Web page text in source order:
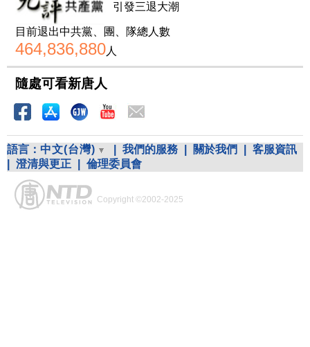
引發三退大潮
目前退出中共黨、團、隊總人數
464,836,880人
隨處可看新唐人
語言： 中文(台灣) 我們的服務 關於我們
客服資訊
澄清與更正 倫理委員會
Copyright ©2002-2025